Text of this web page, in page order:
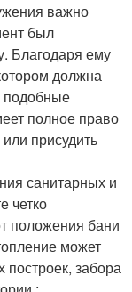
важно
был
Благодаря ему
должна
подобные
полное право
присудить
санитарных и
четко
положения бани
может
построек, забора